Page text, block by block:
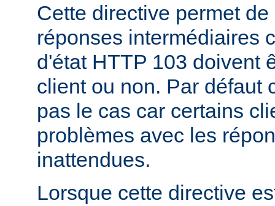
Cette directive permet
réponses intermédiaires
d'état HTTP 103 doivent
client ou non. Par défaut
pas le cas car certains
problèmes avec les
inattendues.
Lorsque cette directive